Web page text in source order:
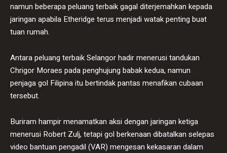
namun beberapa peluang terbaik gagal diterjemahkan kepada
jaringan apabila Etheridge terus menjadi watak penting buat
tuan rumah.
Antara peluang terbaik Selangor hadir menerusi tandukan
Chrigor Moraes pada penghujung babak kedua, namun
penjaga gol Filipina itu bertindak pantas menafikan cubaan
tersebut.
Buriram hampir menamatkan aksi dengan jaringan ketiga
menerusi Robert Zulj, tetapi gol berkenaan dibatalkan selepas
video bantuan pengadil (VAR) mengesan kekasaran dalam